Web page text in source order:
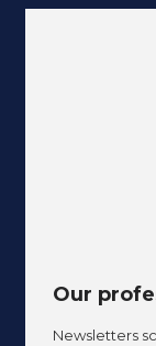
Our
Newsletters